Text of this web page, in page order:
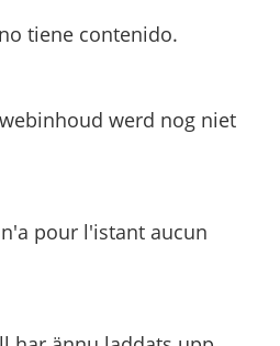
tiene contenido.
werd nog niet
pour l'istant aucun